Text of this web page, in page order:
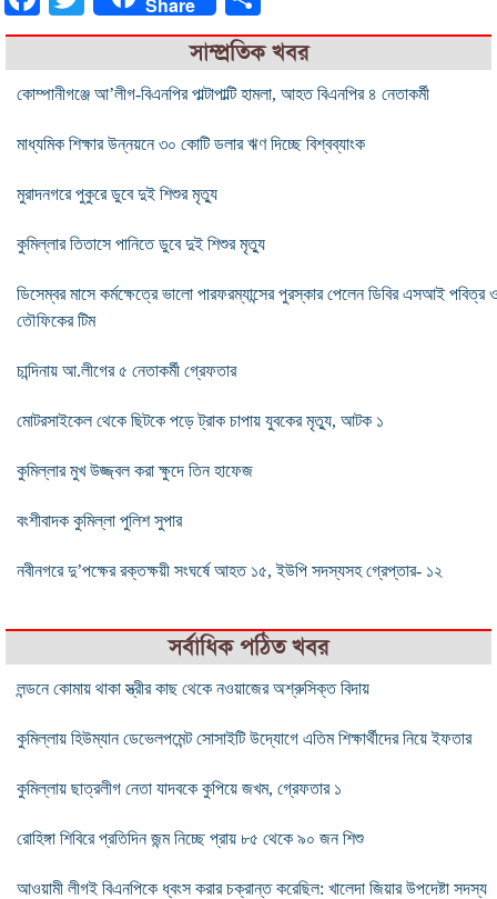
Share
সাম্প্রতিক খবর
কোম্পানীগঞ্জে আ’লীগ-বিএনপির পাল্টাপাল্টি হামলা, আহত বিএনপির ৪ নেতাকর্মী
মাধ্যমিক শিক্ষার উন্নয়নে ৩০ কোটি ডলার ঋণ দিচ্ছে বিশ্বব্যাংক
মুরাদনগরে পুকুরে ডুবে দুই শিশুর মৃত্যু
কুমিল্লার তিতাসে পানিতে ডুবে দুই শিশুর মৃত্যু
ডিসেম্বর মাসে কর্মক্ষেত্রে ভালো পারফরম্যান্সের পুরস্কার পেলেন ডিবির এসআই পবিত্র
তৌফিকের টিম
চান্দিনায় আ.লীগের ৫ নেতাকর্মী গ্রেফতার
মোটরসাইকেল থেকে ছিটকে পড়ে ট্রাক চাপায় যুবকের মৃত্যু, আটক ১
কুমিল্লার মুখ উজ্জ্বল করা ক্ষুদে তিন হাফেজ
বংশীবাদক কুমিল্লা পুলিশ সুপার
নবীনগরে দু’পক্ষের রক্তক্ষয়ী সংঘর্ষে আহত ১৫, ইউপি সদস্যসহ গ্রেপ্তার- ১২
সর্বাধিক পঠিত খবর
লন্ডনে কোমায় থাকা স্ত্রীর কাছ থেকে নওয়াজের অশ্রুসিক্ত বিদায়
কুমিল্লায় হিউম্যান ডেভেলপমেন্ট সোসাইটি উদ্যোগে এতিম শিক্ষার্থীদের নিয়ে ইফতার
কুমিল্লায় ছাত্রলীগ নেতা যাদবকে কুপিয়ে জখম, গ্রেফতার ১
রোহিঙ্গা শিবিরে প্রতিদিন জন্ম নিচ্ছে প্রায় ৮৫ থেকে ৯০ জন শিশু
আওয়ামী লীগই বিএনপিকে ধ্বংস করার চক্রান্ত করেছিল: খালেদা জিয়ার উপদেষ্টা সদস্য